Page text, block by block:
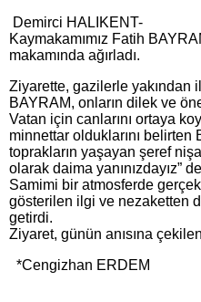
Demirci HALIKENT-
Kaymakamımız Fatih
makamında ağırladı.
Ziyarette, gazilerle yakından
BAYRAM, onların dilek ve
Vatan için canlarını ortaya
minnettar olduklarını belirten
toprakların yaşayan şeref
olarak daima yanınızdayız”
Samimi bir atmosferde
gösterilen ilgi ve nezaketten
getirdi.
Ziyaret, günün anısına
*Cengizhan ERDEM